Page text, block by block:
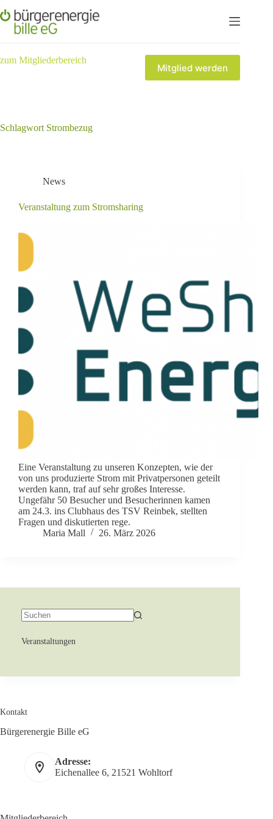
zum Mitgliederbereich
Mitglied werden
Schlagwort Strombezug
News
Veranstaltung zum Stromsharing
Eine Veranstaltung zu unseren Konzepten, wie der
von uns produzierte Strom mit Privatpersonen geteilt
werden kann, traf auf sehr großes Interesse.
Ungefähr 50 Besucher und Besucherinnen kamen
am 24.3. ins Clubhaus des TSV Reinbek, stellten
Fragen und diskutierten rege.
Maria Mall
26. März 2026
Veranstaltungen
Kontakt
Bürgerenergie Bille eG
Adresse:
Eichenallee 6, 21521 Wohltorf